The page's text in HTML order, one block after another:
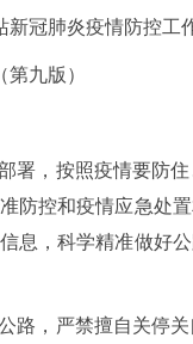
新冠肺炎疫情防控工
（第九版）
，按照疫情要防
控和疫情应急处
，科学精准做好
，严禁擅自关停